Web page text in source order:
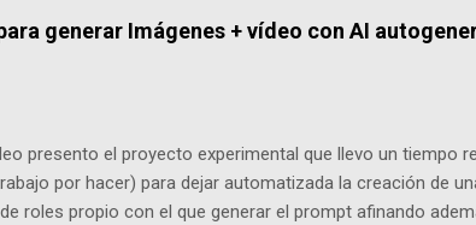
generar Imágenes + vídeo con AI
presento el proyecto experimental que llevo un tiempo
por hacer) para dejar automatizada la creación de
roles propio con el que generar el prompt afinando